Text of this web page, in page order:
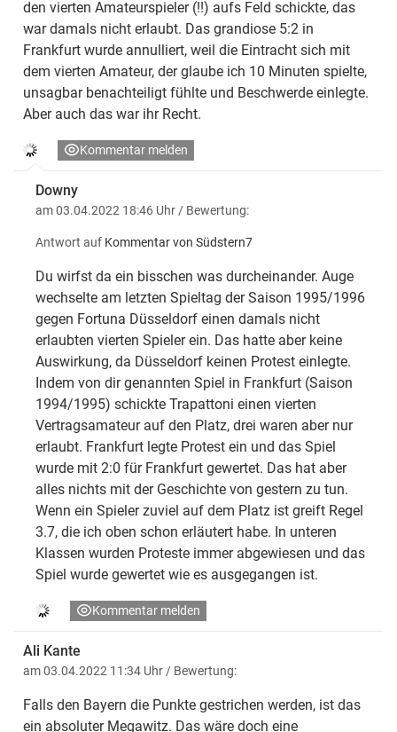
den vierten Amateurspieler (!!) aufs Feld schickte, das
war damals nicht erlaubt. Das grandiose 5:2 in
Frankfurt wurde annulliert, weil die Eintracht sich mit
dem vierten Amateur, der glaube ich 10 Minuten spielte,
unsagbar benachteiligt fühlte und Beschwerde einlegte.
Aber auch das war ihr Recht.
Kommentar melden
Downy
am 03.04.2022 18:46 Uhr / Bewertung:
Antwort auf Kommentar von Südstern7
Du wirfst da ein bisschen was durcheinander. Auge
wechselte am letzten Spieltag der Saison 1995/1996
gegen Fortuna Düsseldorf einen damals nicht
erlaubten vierten Spieler ein. Das hatte aber keine
Auswirkung, da Düsseldorf keinen Protest einlegte.
Indem von dir genannten Spiel in Frankfurt (Saison
1994/1995) schickte Trapattoni einen vierten
Vertragsamateur auf den Platz, drei waren aber nur
erlaubt. Frankfurt legte Protest ein und das Spiel
wurde mit 2:0 für Frankfurt gewertet. Das hat aber
alles nichts mit der Geschichte von gestern zu tun.
Wenn ein Spieler zuviel auf dem Platz ist greift Regel
3.7, die ich oben schon erläutert habe. In unteren
Klassen wurden Proteste immer abgewiesen und das
Spiel wurde gewertet wie es ausgegangen ist.
Kommentar melden
Ali Kante
am 03.04.2022 11:34 Uhr / Bewertung:
Falls den Bayern die Punkte gestrichen werden, ist das
ein absoluter Megawitz. Das wäre doch eine